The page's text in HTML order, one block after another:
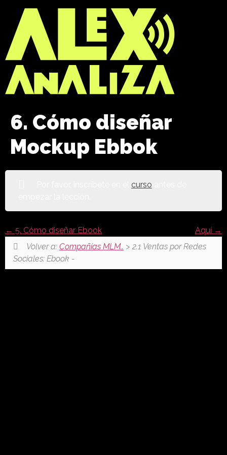
6. Cómo diseñar
Mockup Ebbok
curso
5. Cómo diseñar Ebook
Aquí
Volver a: Compañías MLM.. > 2.1 Ventas por Redes
Sociales: Ebook -